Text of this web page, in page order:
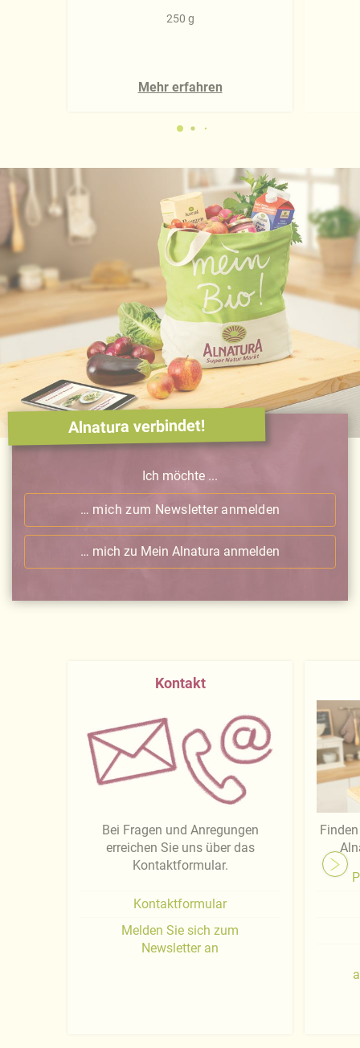
250 g
Mehr erfahren
Alnatura verbindet!
Ich möchte ...
… mich zum Newsletter anmelden
… mich zu Mein Alnatura anmelden
Kontakt
Bei Fragen und Anregungen
erreichen Sie uns über das
Kontaktformular.
Kontaktformular
Melden Sie sich zum
Newsletter an